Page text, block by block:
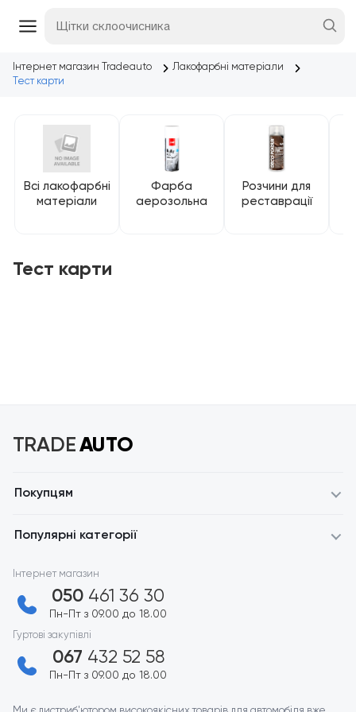
Інтернет магазин Tradeauto
Лакофарбні матеріали
Тест карти
Всі лакофарбні
матеріали
Фарба
аерозольна
Розчини для
реставрації
Тест карти
TRADEAUTO
Інтернет магазин
050 461 36 30
Пн-Пт з 09.00 до 18.00
Гуртові закупівлі
067 432 52 58
Пн-Пт з 09.00 до 18.00
Покупцям
Популярні категорії